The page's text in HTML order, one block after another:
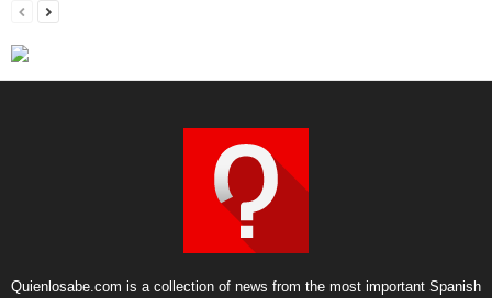
Quienlosabe.com is a collection of news from the most important Spanish